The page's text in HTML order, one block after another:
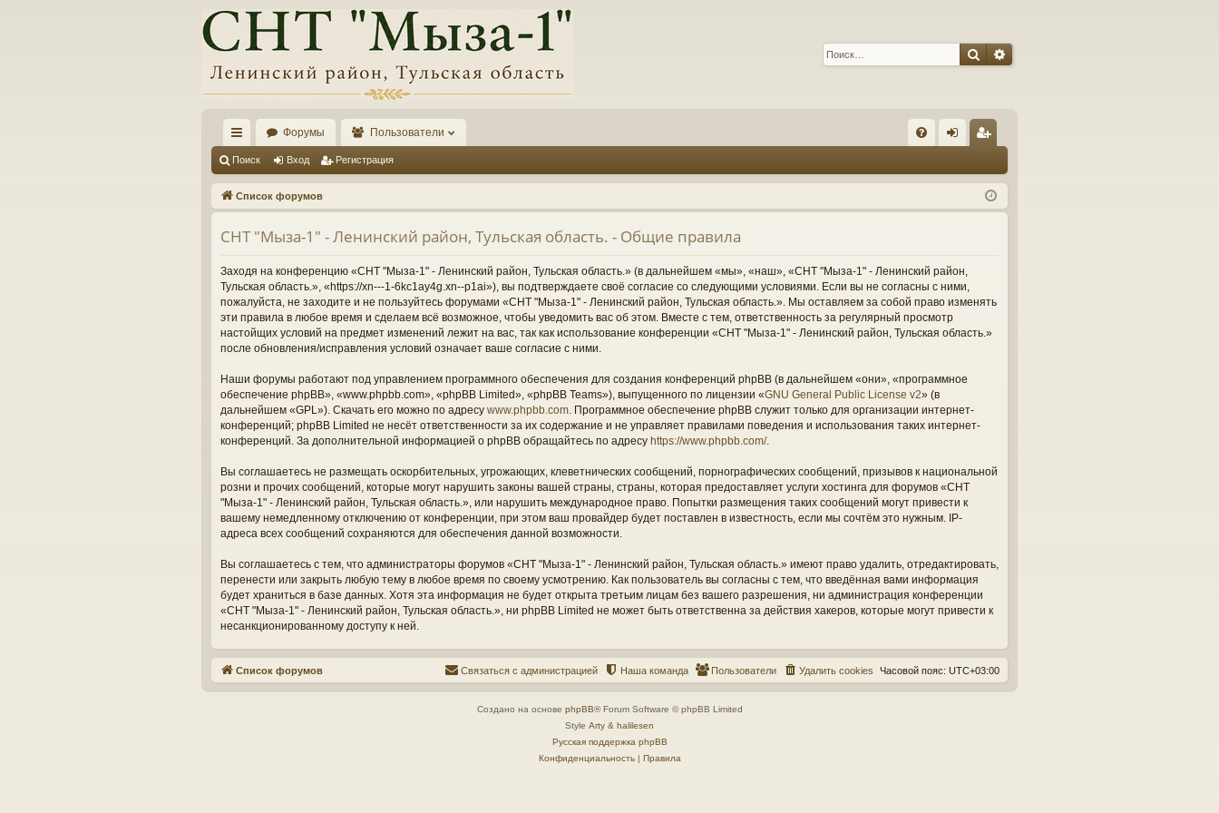
ПоискРасширенный поиск
с
ы
лк
и
Форумы Пользователи
Q д ис
тр
Поиск Вход Регистрация
Список форумов
СНТ "Мыза-1" - Ленинский район, Тульская область. - Общие правила
Заходя на конференцию «СНТ "Мыза-1" - Ленинский район, Тульская область.» (в дальнейшем «мы», «наш», «СНТ "Мыза-1" - Ленинский район,
Тульская область.», «https://xn---1-6kc1ay4g.xn--p1ai»), вы подтверждаете своё согласие со следующими условиями. Если вы не согласны с ними,
пожалуйста, не заходите и не пользуйтесь форумами «СНТ "Мыза-1" - Ленинский район, Тульская область.». Мы оставляем за собой право изменять
эти правила в любое время и сделаем всё возможное, чтобы уведомить вас об этом. Вместе с тем, ответственность за регулярный просмотр
настойщих условий на предмет изменений лежит на вас, так как использование конференции «СНТ "Мыза-1" - Ленинский район, Тульская область.»
после обновления/исправления условий означает ваше согласие с ними.
Наши форумы работают под управлением программного обеспечения для создания конференций phpBB (в дальнейшем «они», «программное
обеспечение phpBB», «www.phpbb.com», «phpBB Limited», «phpBB Teams»), выпущенного по лицензии «GNU General Public License v2» (в
дальнейшем «GPL»). Скачать его можно по адресу www.phpbb.com . Программное обеспечение phpBB служит только для организации интернет-
конференций; phpBB Limited не несёт ответственности за их содержание и не управляет правилами поведения и использования таких интернет-
конференций. За дополнительной информацией о phpBB обращайтесь по адресу https://www.phpbb.com/.
Вы соглашаетесь не размещать оскорбительных, угрожающих, клеветнических сообщений, порнографических сообщений, призывов к национальной
розни и прочих сообщений, которые могут нарушить законы вашей страны, страны, которая предоставляет услуги хостинга для форумов «СНТ
"Мыза-1" - Ленинский район, Тульская область.», или нарушить международное право. Попытки размещения таких сообщений могут привести к
вашему немедленному отключению от конференции, при этом ваш провайдер будет поставлен в известность, если мы сочтём это нужным. IP-
адреса всех сообщений сохраняются для обеспечения данной возможности.
Вы соглашаетесь с тем, что администраторы форумов «СНТ "Мыза-1" - Ленинский район, Тульская область.» имеют право удалить, отредактировать,
перенести или закрыть любую тему в любое время по своему усмотрению. Как пользователь вы согласны с тем, что введённая вами информация
будет храниться в базе данных. Хотя эта информация не будет открыта третьим лицам без вашего разрешения, ни администрация конференции
«СНТ "Мыза-1" - Ленинский район, Тульская область.», ни phpBB Limited не может быть ответственна за действия хакеров, которые могут привести к
несанкционированному доступу к ней.
Список форумов Часовой пояс: UTC+03:00
Удалить cookies
Пользователи
Наша команда
Связаться с администрацией
Создано на основе phpBB® Forum Software © phpBB Limited
Style Arty & halilesen
Русская поддержка phpBB
Конфиденциальность| Правила